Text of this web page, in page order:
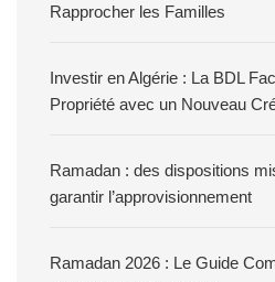
Rapprocher les Familles
Investir en Algérie : La BDL
Propriété avec un Nouveau
Ramadan : des dispositions
garantir l’approvisionnement
Ramadan 2026 : Le Guide